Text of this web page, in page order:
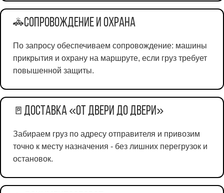
🚓Сопровождение и охрана
По запросу обеспечиваем сопровождение: машины
прикрытия и охрану на маршруте, если груз требует
повышенной защиты.
🚪 Доставка «от двери до двери»
Забираем груз по адресу отправителя и привозим
точно к месту назначения - без лишних перегрузок и
остановок.